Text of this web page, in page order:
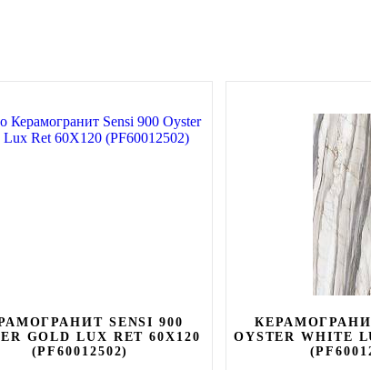
SENSI 900
GOLD LUX RET 60X120
(PF60012502)
OYSTER WHITE